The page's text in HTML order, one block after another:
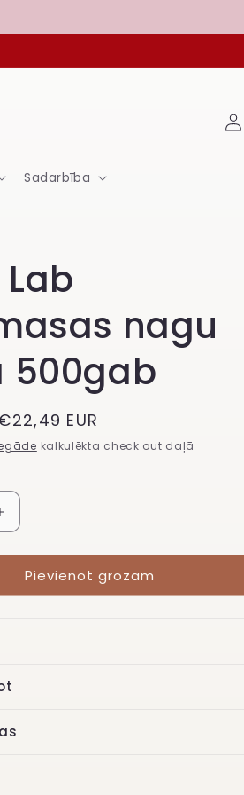
Sadarbība
Ieiet
nagu
500gab
EUR
kalkulēkta check out daļā
Pievienot grozam